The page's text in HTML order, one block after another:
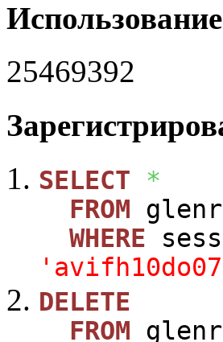
25469392
SELECT
*
FROM
WHERE
DELETE
FROM